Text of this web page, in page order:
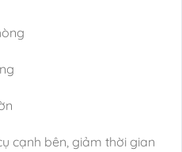
cạnh bên, giảm thời gian